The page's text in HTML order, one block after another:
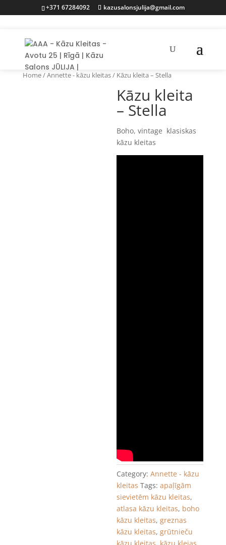
+371 67284092 kazusalonsjulija@gmail.com
Home/Annette - kāzu kleitas/ Kāzu kleita – Stella
Kāzu kleita
– Stella
Boho, vintage klasiskas
kāzu kleitas
Category:Annette - kāzu
kleitas Tags:apaļīgām
sievietēm kāzu kleitas,
atlasa kāzu kleitas, boho
kāzu kleitas,greznas
kāzu kleitas,grūtnieču